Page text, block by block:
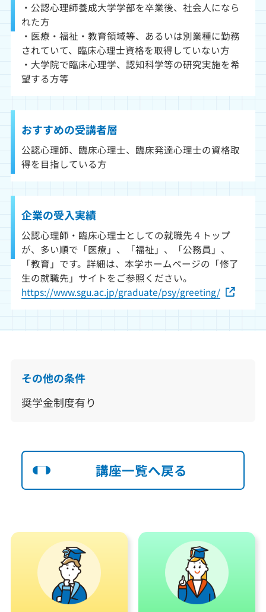
・公認心理師養成大学学部を卒業後、社会人になら
れた方
・医療・福祉・教育領域等、あるいは別業種に勤務
されていて、臨床心理士資格を取得していない方
・大学院で臨床心理学、認知科学等の研究実施を希
望する方等
おすすめの受講者層
公認心理師、臨床心理士、臨床発達心理士の資格取
得を目指している方
企業の受入実績
公認心理師・臨床心理士としての就職先４トップ
が、多い順で「医療」、「福祉」、「公務員」、
「教育」です。詳細は、本学ホームページの「修了
生の就職先」サイトをご参照ください。
https://www.sgu.ac.jp/graduate/psy/greeting/
その他の条件
奨学金制度有り
講座一覧へ戻る